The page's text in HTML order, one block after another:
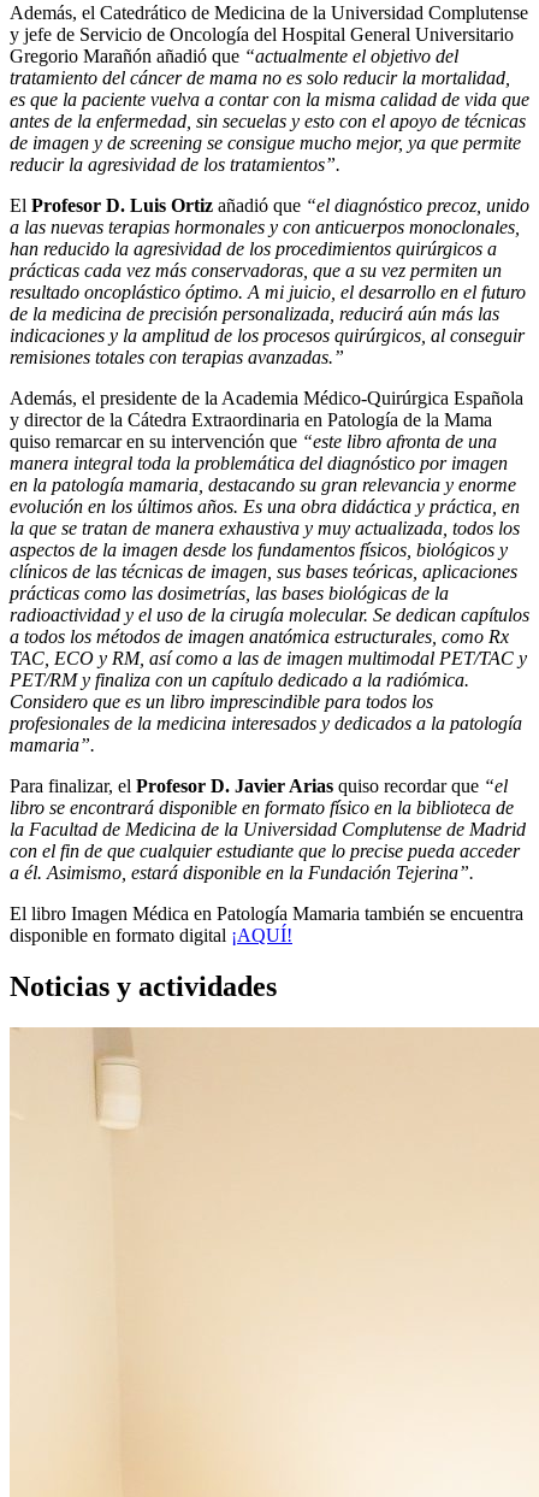
Además, el Catedrático de Medicina de la Universidad Complutense
y jefe de Servicio de Oncología del Hospital General Universitario
Gregorio Marañón añadió que “actualmente el objetivo del
tratamiento del cáncer de mama no es solo reducir la mortalidad,
es que la paciente vuelva a contar con la misma calidad de vida que
antes de la enfermedad, sin secuelas y esto con el apoyo de técnicas
de imagen y de screening se consigue mucho mejor, ya que permite
reducir la agresividad de los tratamientos”.
El Profesor D. Luis Ortiz añadió que “el diagnóstico precoz, unido
a las nuevas terapias hormonales y con anticuerpos monoclonales,
han reducido la agresividad de los procedimientos quirúrgicos a
prácticas cada vez más conservadoras, que a su vez permiten un
resultado oncoplástico óptimo. A mi juicio, el desarrollo en el futuro
de la medicina de precisión personalizada, reducirá aún más las
indicaciones y la amplitud de los procesos quirúrgicos, al conseguir
remisiones totales con terapias avanzadas.”
Además, el presidente de la Academia Médico-Quirúrgica Española
y director de la Cátedra Extraordinaria en Patología de la Mama
quiso remarcar en su intervención que “este libro afronta de una
manera integral toda la problemática del diagnóstico por imagen
en la patología mamaria, destacando su gran relevancia y enorme
evolución en los últimos años. Es una obra didáctica y práctica, en
la que se tratan de manera exhaustiva y muy actualizada, todos los
aspectos de la imagen desde los fundamentos físicos, biológicos y
clínicos de las técnicas de imagen, sus bases teóricas, aplicaciones
prácticas como las dosimetrías, las bases biológicas de la
radioactividad y el uso de la cirugía molecular. Se dedican capítulos
a todos los métodos de imagen anatómica estructurales, como Rx
TAC, ECO y RM, así como a las de imagen multimodal PET/TAC y
PET/RM y finaliza con un capítulo dedicado a la radiómica.
Considero que es un libro imprescindible para todos los
profesionales de la medicina interesados y dedicados a la patología
mamaria”.
Para finalizar, el Profesor D. Javier Arias quiso recordar que “el
libro se encontrará disponible en formato físico en la biblioteca de
la Facultad de Medicina de la Universidad Complutense de Madrid
con el fin de que cualquier estudiante que lo precise pueda acceder
a él. Asimismo, estará disponible en la Fundación Tejerina”.
El libro Imagen Médica en Patología Mamaria también se encuentra
disponible en formato digital ¡AQUÍ!
Noticias y actividades